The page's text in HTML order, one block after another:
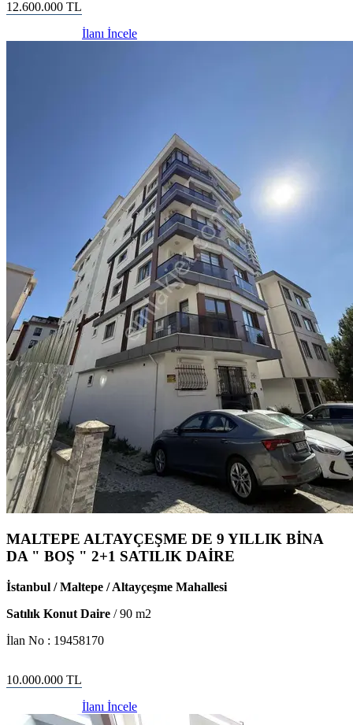
12.600.000 TL
İlanı İncele
MALTEPE ALTAYÇEŞME DE 9 YILLIK BİNA
DA " BOŞ " 2+1 SATILIK DAİRE
İstanbul / Maltepe / Altayçeşme Mahallesi
Satılık Konut Daire /90 m2
İlan No : 19458170
10.000.000 TL
İlanı İncele